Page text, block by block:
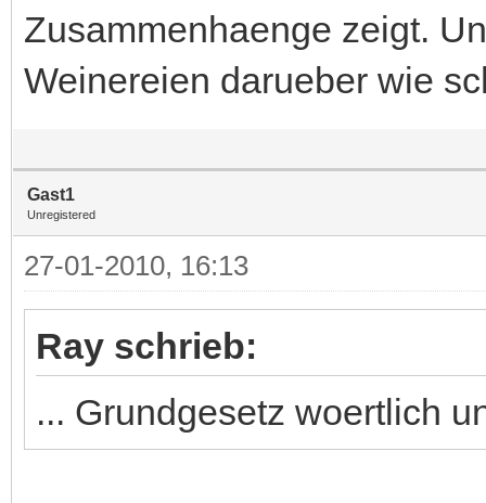
Zusammenhaenge zeigt.
Weinereien darueber wie
Gast1
Unregistered
27-01-2010, 16:13
Ray schrieb:
... Grundgesetz woertlich